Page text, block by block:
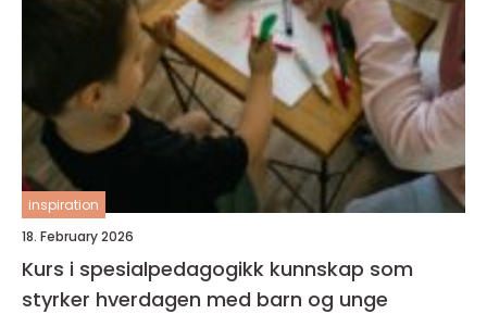
inspiration
18. February 2026
Kurs i spesialpedagogikk kunnskap som
styrker hverdagen med barn og unge